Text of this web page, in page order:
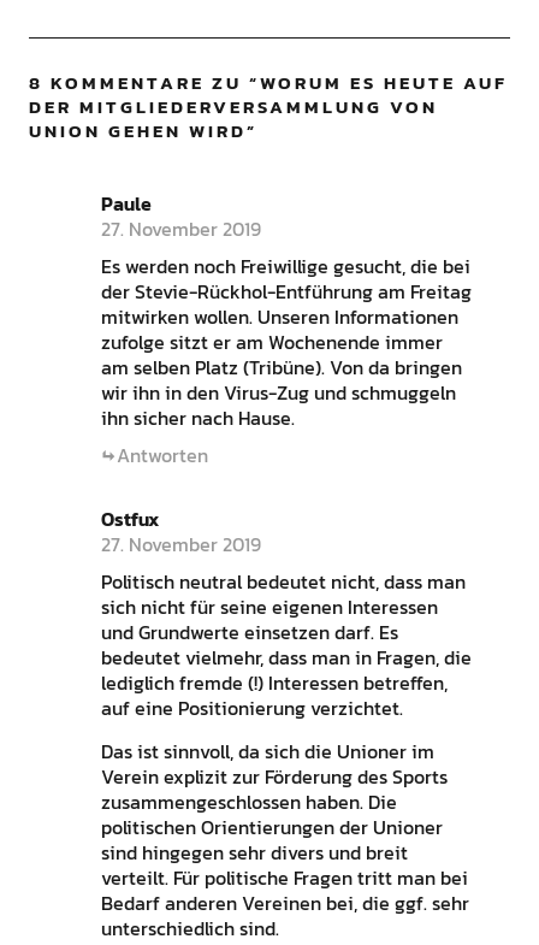
8 KOMMENTARE ZU “WORUM ES HEUTE AUF
DER MITGLIEDERVERSAMMLUNG VON
UNION GEHEN WIRD”
Paule
27. November 2019
Es werden noch Freiwillige gesucht, die bei
der Stevie-Rückhol-Entführung am Freitag
mitwirken wollen. Unseren Informationen
zufolge sitzt er am Wochenende immer
am selben Platz (Tribüne). Von da bringen
wir ihn in den Virus-Zug und schmuggeln
ihn sicher nach Hause.
Antworten
Ostfux
27. November 2019
Politisch neutral bedeutet nicht, dass man
sich nicht für seine eigenen Interessen
und Grundwerte einsetzen darf. Es
bedeutet vielmehr, dass man in Fragen, die
lediglich fremde (!) Interessen betreffen,
auf eine Positionierung verzichtet.
Das ist sinnvoll, da sich die Unioner im
Verein explizit zur Förderung des Sports
zusammengeschlossen haben. Die
politischen Orientierungen der Unioner
sind hingegen sehr divers und breit
verteilt. Für politische Fragen tritt man bei
Bedarf anderen Vereinen bei, die ggf. sehr
unterschiedlich sind.